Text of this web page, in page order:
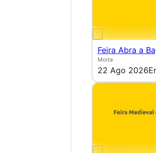
Feira Abra a
Moita
22 Ago 2026